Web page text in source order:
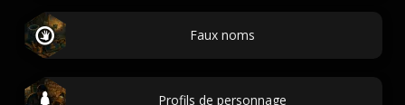
Faux noms
Profils de personnage